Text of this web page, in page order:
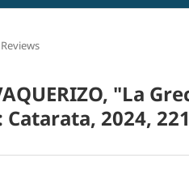
Reviews
"La
2024,